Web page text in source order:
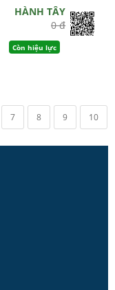
HÀNH TÂY
0 đ
Còn hiệu lực
7 8 9 10